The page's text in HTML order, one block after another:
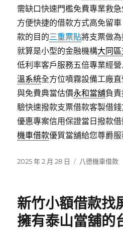
需缺口快速門檻免費專業救
方便快捷的借款方式高免留
款的目的三重票貼將支票做
就算是小型的金融機構大同
低利率客戶服務五倍專業經
溫系統全方位噴霧設備工廠
與免費典當估價永和當舖負
驗快速撥款支票借款客製借
優惠專案信用保證當日撥款
機車借款優質當舖給您尊爵服
發
2025 年 2 月 28 日
分
八德機車借款
新竹小額借款找
擁有泰山當舖的